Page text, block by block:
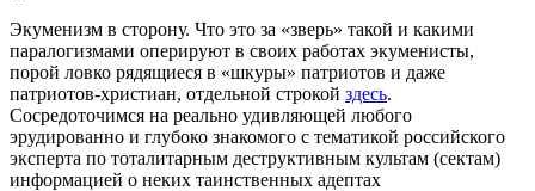
Экуменизм в сторону. Что это за «зверь» такой и какими
паралогизмами оперируют в своих работах экуменисты,
порой ловко рядящиеся в «шкуры» патриотов и даже
патриотов-христиан, отдельной строкой здесь.
Сосредоточимся на реально удивляющей любого
эрудированно и глубоко знакомого с тематикой российского
эксперта по тоталитарным деструктивным культам (сектам)
информацией о неких таинственных адептах